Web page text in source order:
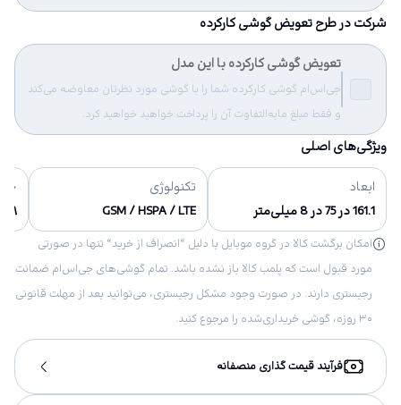
شرکت در طرح تعویض گوشی کارکرده
تعویض گوشی کارکرده با این مدل
جی‌اس‌ام گوشی کارکرده شما را با گوشی مورد نظرتان معاوضه می‌کند
و فقط مبلغ مابه‌التفاوت آن را پرداخت خواهید خواهید کرد.
ویژگی‌های اصلی
ابعاد
161.1 در 75 در 8 میلی‌متر
تکنولوژی
GSM / HSPA / LTE
۱۲۸ گیگابایت, ۵۱۲ گیگابایت, ۲۵۶ گیگابایت
امکان برگشت کالا در گروه موبایل با دلیل “انصراف از خرید“ تنها در صورتی
مورد قبول است که پلمب کالا باز نشده باشد. تمام گوشی‌های جی‌اس‌ام ضمانت
رجیستری دارند. در صورت وجود مشکل رجیستری، می‌توانید بعد از مهلت قانونی
۳۰ روزه، گوشی خریداری‌شده را مرجوع کنید.
فرآیند قیمت گذاری منصفانه